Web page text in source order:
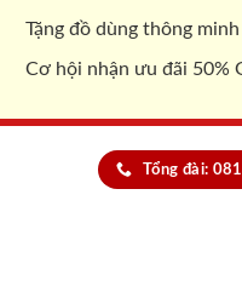
Tặng đồ dùng thông
Cơ hội nhận ưu đãi 50%
Tổng đài: